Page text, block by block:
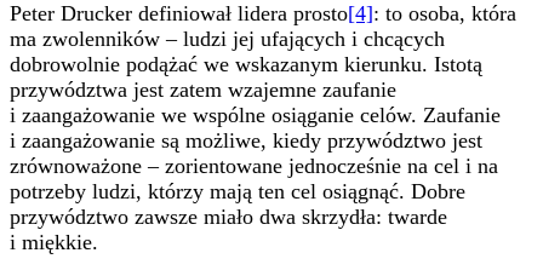
Peter Drucker definiował lidera prosto[4]: to osoba, która
ma zwolenników – ludzi jej ufających i chcących
dobrowolnie podążać we wskazanym kierunku. Istotą
przywództwa jest zatem wzajemne zaufanie
i zaangażowanie we wspólne osiąganie celów. Zaufanie
i zaangażowanie są możliwe, kiedy przywództwo jest
zrównoważone – zorientowane jednocześnie na cel i na
potrzeby ludzi, którzy mają ten cel osiągnąć. Dobre
przywództwo zawsze miało dwa skrzydła: twarde
i miękkie.